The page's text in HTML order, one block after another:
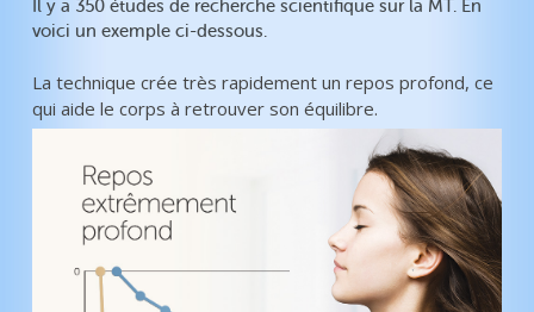
Il y a 350 études de recherche scientifique sur la MT. En
voici un exemple ci-dessous.
La technique crée très rapidement un repos profond, ce
qui aide le corps à retrouver son équilibre.